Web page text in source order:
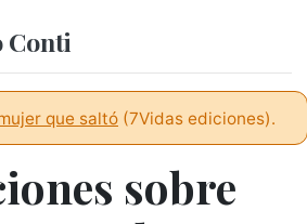
Conti
que saltó (7Vidas ediciones).
sobre